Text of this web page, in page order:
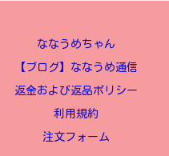
ななうめちゃん
【ブログ】ななうめ通信
返金および返品ポリシー
利用規約
注文フォーム